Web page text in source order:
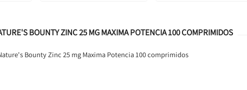
BOUNTY ZINC 25 MG MAXIMA POTENCIA 100 COMPRIMIDOS
Bounty Zinc 25 mg Maxima Potencia 100 comprimidos